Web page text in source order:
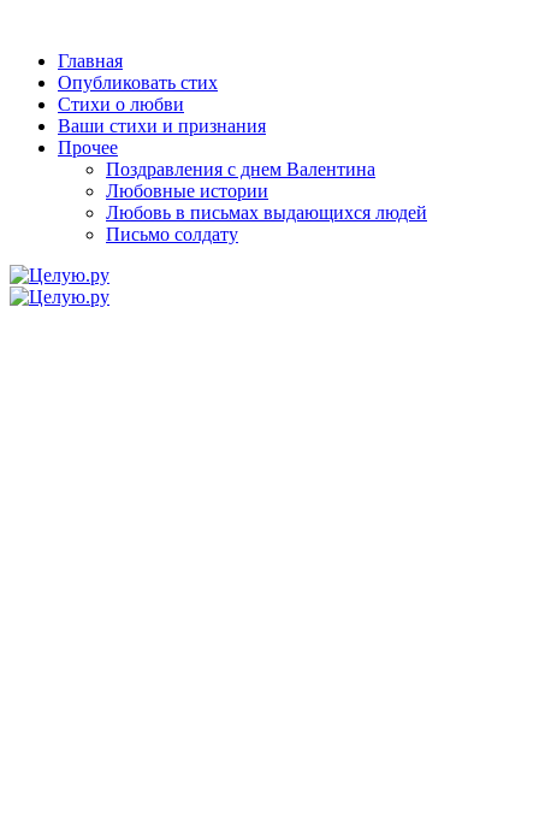
Главная
Опубликовать стих
Стихи о любви
Ваши стихи и признания
Прочее
Поздравления с днем Валентина
Любовные истории
Любовь в письмах выдающихся людей
Письмо солдату